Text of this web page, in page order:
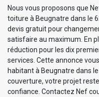
Nous vous proposons que
toiture à Beugnatre dans le
devis gratuit pour
satisfaire au maximum. En
réduction pour les dix
services. Cette annonce
habitant à Beugnatre dans
couverture, votre projet
confiance. Contactez Nef